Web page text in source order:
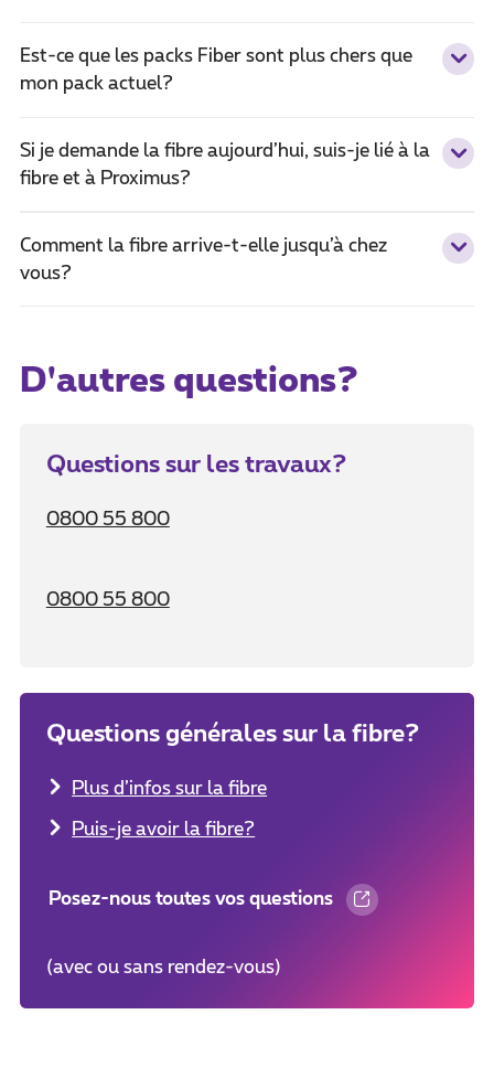
Est-ce que les packs Fiber sont plus chers que
mon pack actuel?
Si je demande la fibre aujourd’hui, suis-je lié à la
fibre et à Proximus?
Comment la fibre arrive-t-elle jusqu’à chez
vous?
D'autres questions?
Questions sur les travaux?
0800 55 800
0800 55 800
Questions générales sur la fibre?
Plus d’infos sur la fibre
Puis-je avoir la fibre?
Posez-nous toutes vos questions
(avec ou sans rendez-vous)